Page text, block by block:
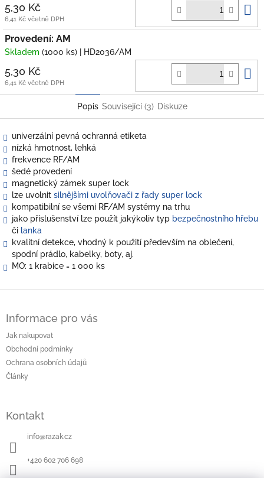
5,30 Kč
6,41 Kč včetně DPH
Provedení: AM
Skladem (1000 ks) | HD2036/AM
5,30 Kč
6,41 Kč včetně DPH
Popis Související (3) Diskuze
univerzální pevná ochranná etiketa
nízká hmotnost, lehká
frekvence RF/AM
šedé provedení
magnetický zámek super lock
lze uvolnit silnějšími uvolňovači z řady super lock
kompatibilní se všemi RF/AM systémy na trhu
jako příslušenství lze použít jakýkoliv typ bezpečnostního hřebu
či lanka
kvalitní detekce, vhodný k použití především na oblečení,
spodní prádlo, kabelky, boty, aj.
MO: 1 krabice = 1 000 ks
Informace pro vás
Jak nakupovat
Obchodní podmínky
Ochrana osobních údajů
Články
Kontakt
info@razak.cz
+420 602 706 698